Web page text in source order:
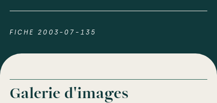
FICHE 2003-07-135
Galerie d'images